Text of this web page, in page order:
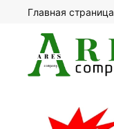
Главная страница